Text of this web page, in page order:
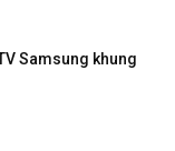
Samsung khung